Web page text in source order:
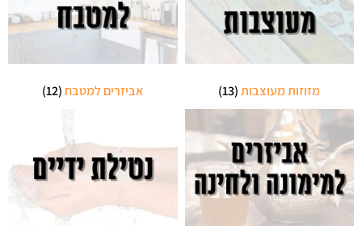
מזוזות מעוצבות(13) אביזרים למטבח (12)